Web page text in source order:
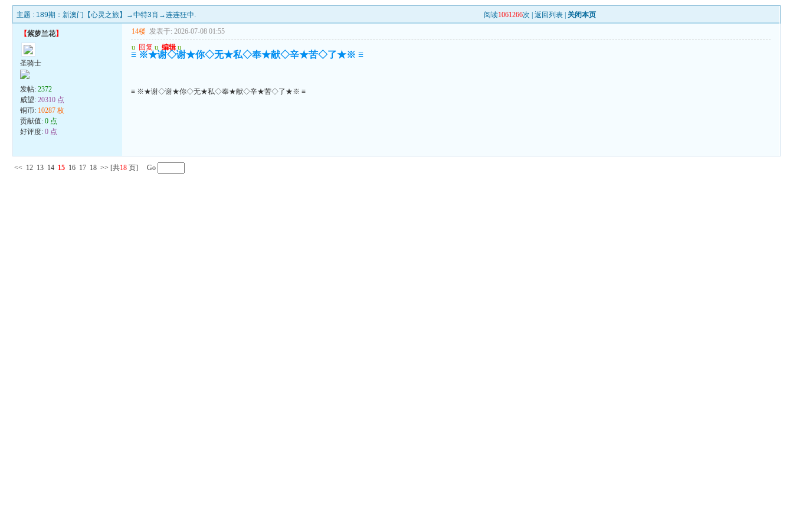
主题 : 189期：新澳门【心灵之旅】→中特3肖→连连狂中. 阅读1061266次 |返回列表 关闭本页
【紫萝兰花】
圣骑士
发帖:2372
威望:20310 点
铜币: 10287 枚
贡献值:0 点
好评度:0 点
14楼 发表于: 2026-07-08 01:55
u 回复 u 编辑 u
≡ ※★谢◇谢★你◇无★私◇奉★献◇辛★苦◇了★※ ≡
≡ ※★谢◇谢★你◇无★私◇奉★献◇辛★苦◇了★※ ≡
<< 12 13 14 15 16 17 18 >> [共18 页] Go